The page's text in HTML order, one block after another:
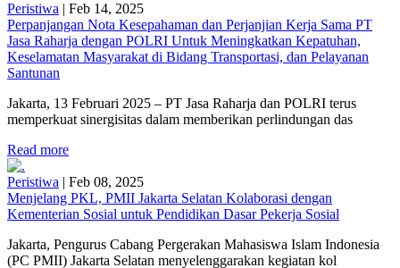
Peristiwa | Feb 14, 2025
Perpanjangan Nota Kesepahaman dan Perjanjian Kerja Sama PT
Jasa Raharja dengan POLRI Untuk Meningkatkan Kepatuhan,
Keselamatan Masyarakat di Bidang Transportasi, dan Pelayanan
Santunan
Jakarta, 13 Februari 2025 – PT Jasa Raharja dan POLRI terus
memperkuat sinergisitas dalam memberikan perlindungan das
Read more
Peristiwa | Feb 08, 2025
Menjelang PKL, PMII Jakarta Selatan Kolaborasi dengan
Kementerian Sosial untuk Pendidikan Dasar Pekerja Sosial
Jakarta, Pengurus Cabang Pergerakan Mahasiswa Islam Indonesia
(PC PMII) Jakarta Selatan menyelenggarakan kegiatan kol